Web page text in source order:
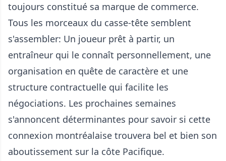
toujours constitué sa marque de commerce.
Tous les morceaux du casse-tête semblent
s'assembler: Un joueur prêt à partir, un
entraîneur qui le connaît personnellement, une
organisation en quête de caractère et une
structure contractuelle qui facilite les
négociations. Les prochaines semaines
s'annoncent déterminantes pour savoir si cette
connexion montréalaise trouvera bel et bien son
aboutissement sur la côte Pacifique.